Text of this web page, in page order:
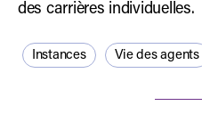
des carrières individuelles.
Instances Vie des agents